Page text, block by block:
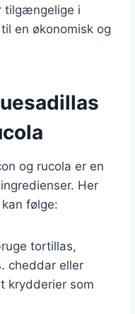
tilgængelige i
en økonomisk og
og rucola er en
Her
følge:
tortillas,
cheddar eller
krydderier som